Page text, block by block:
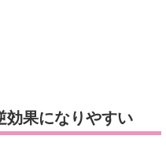
強く押し続けることで違和